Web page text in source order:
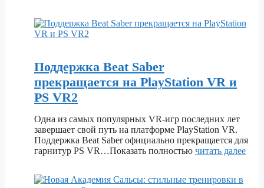
Поддержка Beat Saber
прекращается на PlayStation VR и
PS VR2
Одна из самых популярных VR-игр последних лет
завершает свой путь на платформе PlayStation VR.
Поддержка Beat Saber официально прекращается для
гарнитур PS VR…Показать полностью читать далее